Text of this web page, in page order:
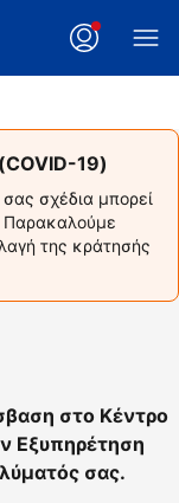
19)
σας σχέδια μπορεί
Παρακαλούμε
της κράτησής
στο Κέντρο
Εξυπηρέτηση
σας.